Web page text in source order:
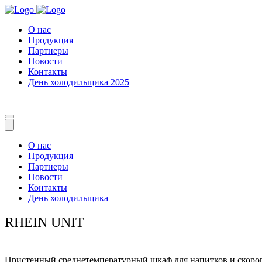
О нас
Продукция
Партнеры
Новости
Контакты
День холодильщика 2025
О нас
Продукция
Партнеры
Новости
Контакты
День холодильщика
RHEIN UNIT
Пристенный среднетемпературный шкаф для напитков и